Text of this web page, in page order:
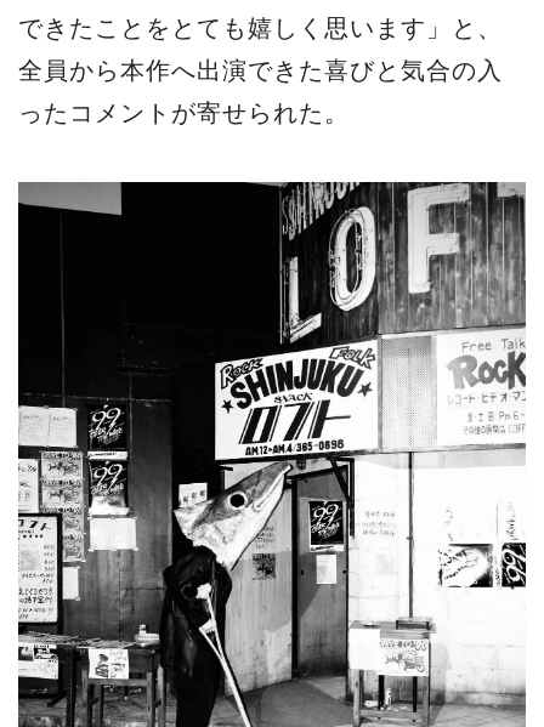
できたことをとても嬉しく思います」と、
全員から本作へ出演できた喜びと気合の⼊
ったコメントが寄せられた。